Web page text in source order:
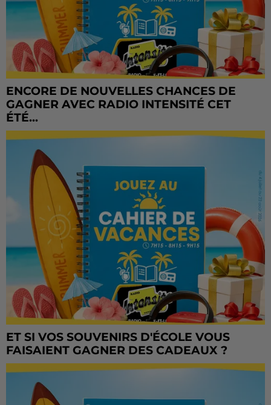
ENCORE DE NOUVELLES CHANCES DE
GAGNER AVEC RADIO INTENSITÉ CET
ÉTÉ...
ET SI VOS SOUVENIRS D'ÉCOLE VOUS
FAISAIENT GAGNER DES CADEAUX ?